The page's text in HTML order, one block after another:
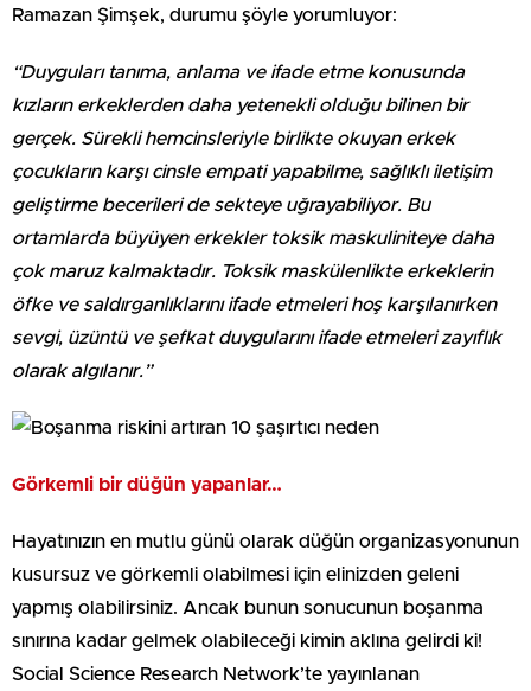
Ramazan Şimşek, durumu şöyle yorumluyor:
“Duyguları tanıma, anlama ve ifade etme konusunda
kızların erkeklerden daha yetenekli olduğu bilinen bir
gerçek. Sürekli hemcinsleriyle birlikte okuyan erkek
çocukların karşı cinsle empati yapabilme, sağlıklı iletişim
geliştirme becerileri de sekteye uğrayabiliyor. Bu
ortamlarda büyüyen erkekler toksik maskuliniteye daha
çok maruz kalmaktadır. Toksik maskülenlikte erkeklerin
öfke ve saldırganlıklarını ifade etmeleri hoş karşılanırken
sevgi, üzüntü ve şefkat duygularını ifade etmeleri zayıflık
olarak algılanır.”
Görkemli bir düğün yapanlar…
Hayatınızın en mutlu günü olarak düğün organizasyonunun
kusursuz ve görkemli olabilmesi için elinizden geleni
yapmış olabilirsiniz. Ancak bunun sonucunun boşanma
sınırına kadar gelmek olabileceği kimin aklına gelirdi ki!
Social Science Research Network’te yayınlanan